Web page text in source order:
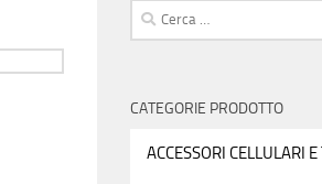
Ricerca
per:
CATEGORIE PRODOTTO
ACCESSORI CELLULARI